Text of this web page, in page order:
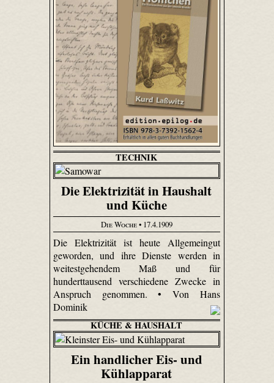
TECHNIK
Die Elektrizität in Haushalt
und Küche
Die Woche• 17.4.1909
Die Elektrizität ist heute Allgemeingut
geworden, und ihre Dienste werden in
weitestgehendem Maß und für
hunderttausend verschiedene Zwecke in
Anspruch genommen. • Von Hans
Dominik
KÜCHE & HAUSHALT
Ein handlicher Eis- und
Kühlapparat